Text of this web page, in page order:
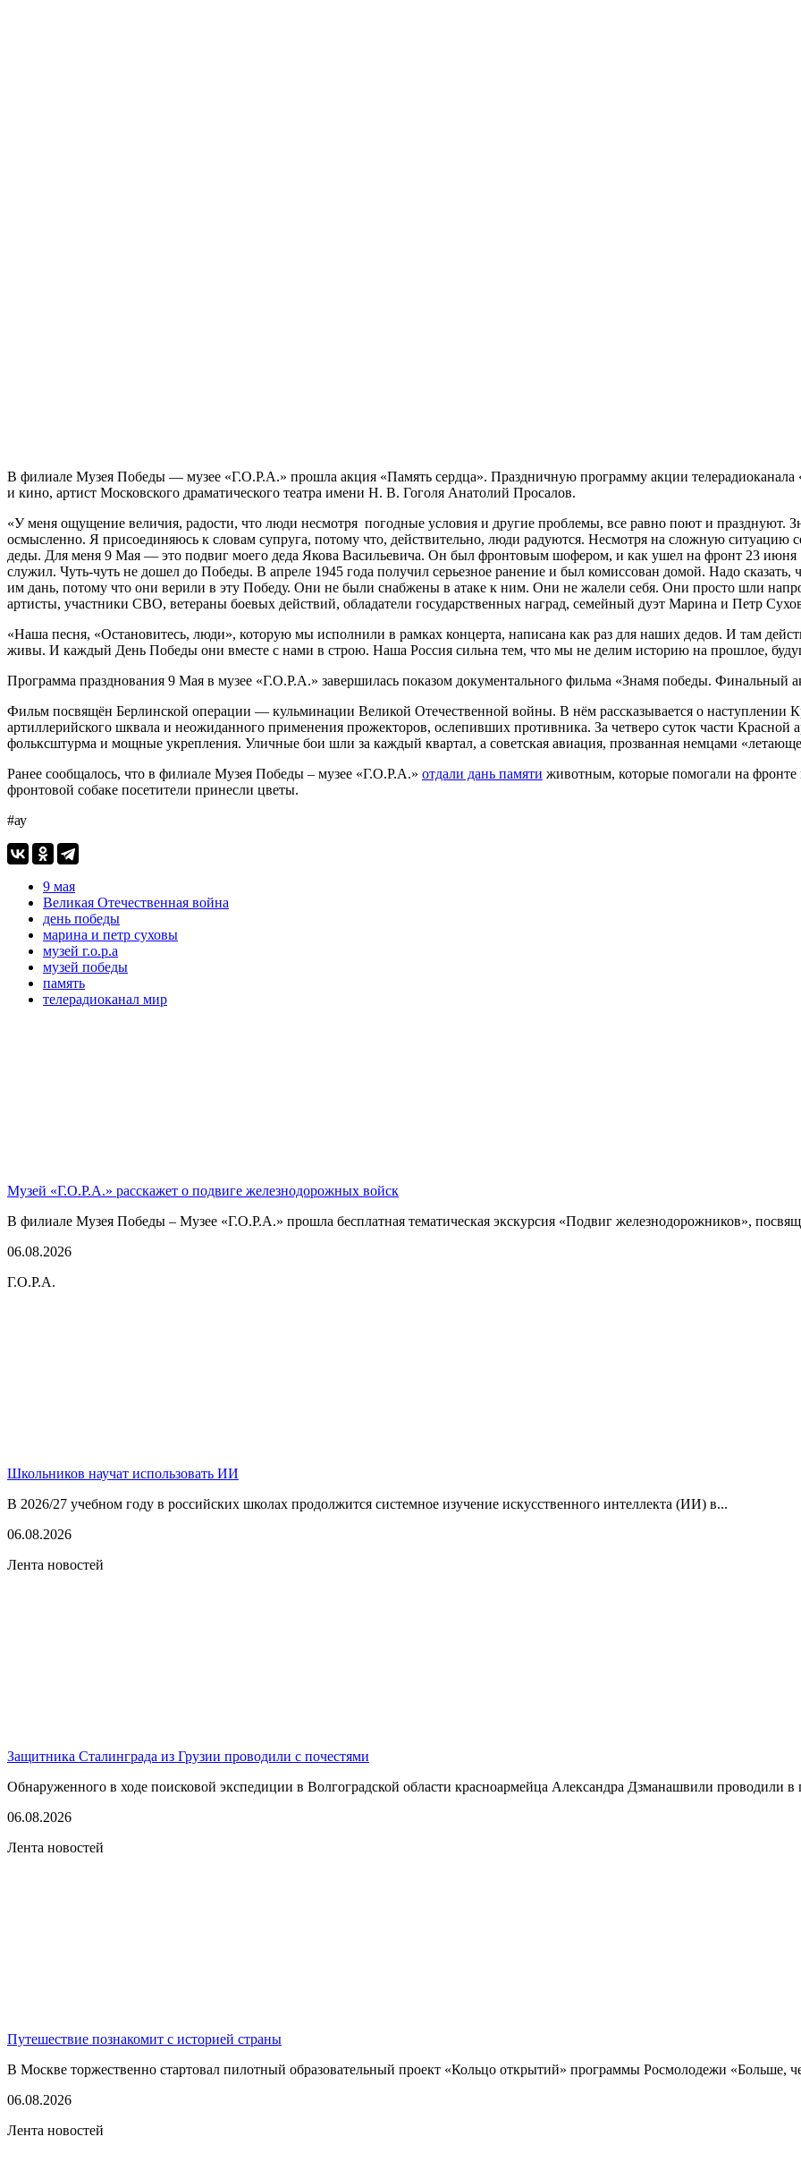
В филиале Музея Победы — музее «Г.О.Р.А.» прошла акция «Память сердца». Праздничную программу акции телерадиоканала
и кино, артист Московского драматического театра имени Н. В. Гоголя Анатолий Просалов.
«У меня ощущение величия, радости, что люди несмотря погодные условия и другие проблемы, все равно поют и празднуют.
осмысленно. Я присоединяюсь к словам супруга, потому что, действительно, люди радуются. Несмотря на сложную ситуацию
деды. Для меня 9 Мая — это подвиг моего деда Якова Васильевича. Он был фронтовым шофером, и как ушел на фронт 23 июня
служил. Чуть-чуть не дошел до Победы. В апреле 1945 года получил серьезное ранение и был комиссован домой. Надо
им дань, потому что они верили в эту Победу. Они не были снабжены в атаке к ним. Они не жалели себя. Они просто шли
артисты, участники СВО, ветераны боевых действий, обладатели государственных наград, семейный дуэт Марина и Петр
«Наша песня, «Остановитесь, люди», которую мы исполнили в рамках концерта, написана как раз для наших дедов. И там
живы. И каждый День Победы они вместе с нами в строю. Наша Россия сильна тем, что мы не делим историю на прошлое,
Программа празднования 9 Мая в музее «Г.О.Р.А.» завершилась показом документального фильма «Знамя победы. Финальный
Фильм посвящён Берлинской операции — кульминации Великой Отечественной войны. В нём рассказывается о наступлении
артиллерийского шквала и неожиданного применения прожекторов, ослепивших противника. За четверо суток части Красной
фольксштурма и мощные укрепления. Уличные бои шли за каждый квартал, а советская авиация, прозванная немцами
Ранее сообщалось, что в филиале Музея Победы – музее «Г.О.Р.А.» отдали дань памяти животным, которые помогали на
фронтовой собаке посетители принесли цветы.
#ау
9 мая
Великая Отечественная война
день победы
марина и петр суховы
музей г.о.р.а
музей победы
память
телерадиоканал мир
Музей «Г.О.Р.А.» расскажет о подвиге железнодорожных войск
В филиале Музея Победы – Музее «Г.О.Р.А.» прошла бесплатная тематическая экскурсия «Подвиг железнодорожников»,
06.08.2026
Г.О.Р.А.
Школьников научат использовать ИИ
В 2026/27 учебном году в российских школах продолжится системное изучение искусственного интеллекта (ИИ) в...
06.08.2026
Лента новостей
Защитника Сталинграда из Грузии проводили с почестями
Обнаруженного в ходе поисковой экспедиции в Волгоградской области красноармейца Александра Дзманашвили проводили в
06.08.2026
Лента новостей
Путешествие познакомит с историей страны
В Москве торжественно стартовал пилотный образовательный проект «Кольцо открытий» программы Росмолодежи «Больше,
06.08.2026
Лента новостей